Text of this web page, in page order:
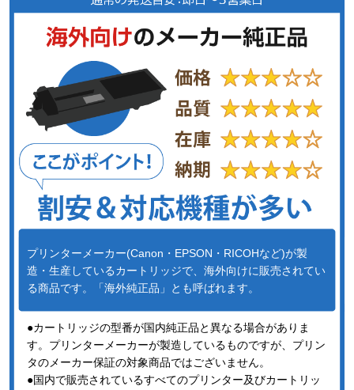
プリンターメーカー(Canon・EPSON・RICOHなど)が製
造・生産しているカートリッジで、海外向けに販売されてい
る商品です。「海外純正品」とも呼ばれます。
●カートリッジの型番が国内純正品と異なる場合がありま
す。プリンターメーカーが製造しているものですが、プリン
タのメーカー保証の対象商品ではございません。
●国内で販売されているすべてのプリンター及びカートリッ